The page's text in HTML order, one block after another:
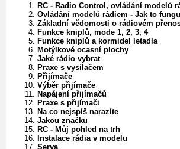
RC - Radio Control, ovládání modelů
Ovládání modelů rádiem - Jak to
Základní vědomosti o rádiovém
Funkce kniplů, mode 1, 2, 3, 4
Funkce kniplů a kormidel letadla
Motýlkové ocasní plochy
Jaké rádio vybrat
Praxe s vysílačem
Přijímače
Výběr přijímače
Napájení přijímačů
Praxe s přijímači
Na co nejspíš narazíte
Jakou značku
RC - Můj pohled na trh
Instalace rádia v modelu
Serva